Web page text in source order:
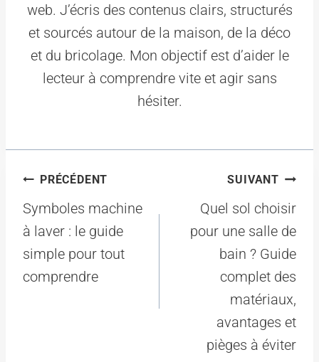
web. J’écris des contenus clairs, structurés
et sourcés autour de la maison, de la déco
et du bricolage. Mon objectif est d’aider le
lecteur à comprendre vite et agir sans
hésiter.
Navigation
de
l’article
PRÉCÉDENT
Symboles machine
à laver : le guide
simple pour tout
comprendre
SUIVANT
Quel sol choisir
pour une salle de
bain ? Guide
complet des
matériaux,
avantages et
pièges à éviter